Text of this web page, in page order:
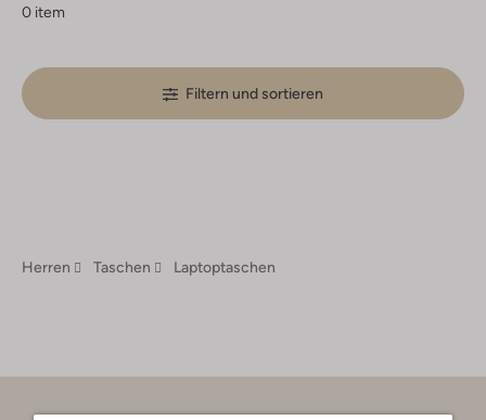
0 item
Filtern und sortieren
Herren Taschen Laptoptaschen